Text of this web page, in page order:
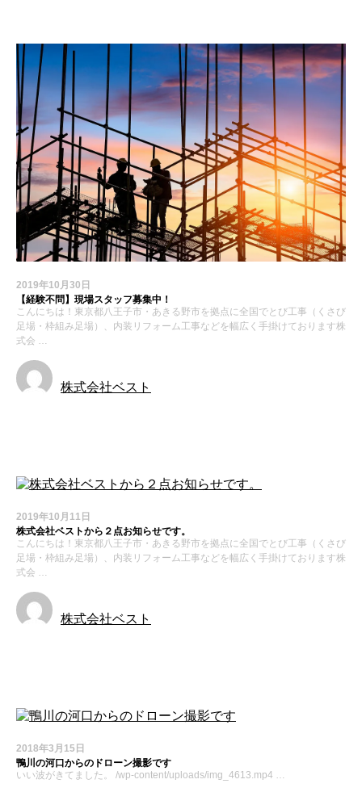
2019年10月30日
【経験不問】現場スタッフ募集中！
こんにちは！東京都八王子市・あきる野市を拠点に全国でとび工事（くさび
足場・枠組み足場）、内装リフォーム工事などを幅広く手掛けております株
式会 …
株式会社ベスト
2019年10月11日
株式会社ベストから２点お知らせです。
こんにちは！東京都八王子市・あきる野市を拠点に全国でとび工事（くさび
足場・枠組み足場）、内装リフォーム工事などを幅広く手掛けております株
式会 …
株式会社ベスト
2018年3月15日
鴨川の河口からのドローン撮影です
いい波がきてました。 /wp-content/uploads/img_4613.mp4 …